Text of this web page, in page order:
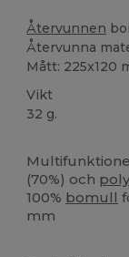
Återvunnen
Återvunna
Mått: 225x120
Vikt
32 g.
(70%) och
100% bomull
mm